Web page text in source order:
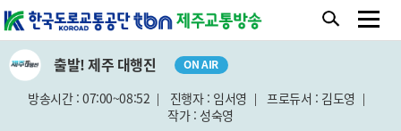
출발! 제주 대행진 ON AIR
방송시간 : 07:00~08:52 진행자 : 임서영
프로듀서 : 김도영
작가 : 성숙영